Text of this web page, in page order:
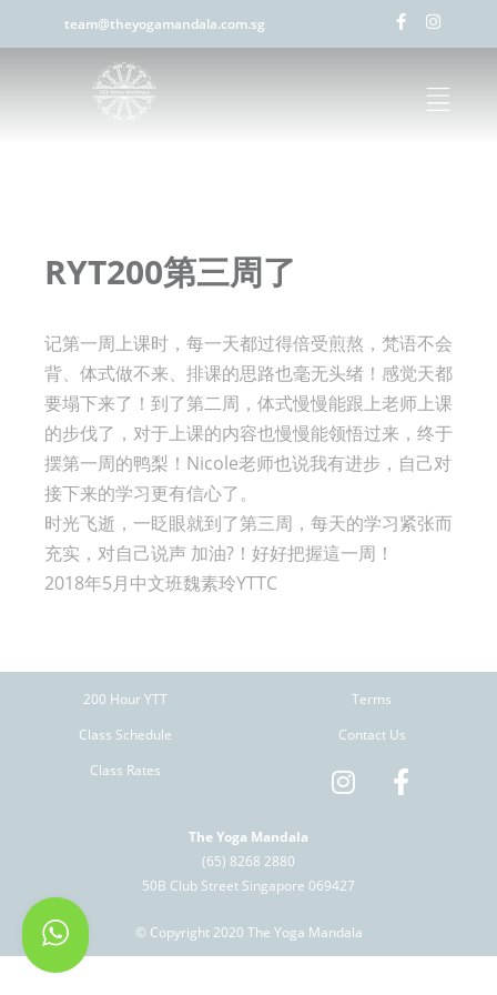
team@theyogamandala.com.sg
RYT200第三周了
记第一周上课时，每一天都过得倍受煎熬，梵语不会
背、体式做不来、排课的思路也毫无头绪！感觉天都
要塌下来了！到了第二周，体式慢慢能跟上老师上课
的步伐了，对于上课的内容也慢慢能领悟过来，终于
摆第一周的鸭梨！Nicole老师也说我有进步，自己对
接下来的学习更有信心了。
时光飞逝，一眨眼就到了第三周，每天的学习紧张而
充实，对自己说声 加油?！好好把握這一周！
2018年5月中文班魏素玲YTTC
200 Hour YTT
Class Schedule
Class Rates
Terms
Contact Us
The Yoga Mandala
(65) 8268 2880
50B Club Street Singapore 069427
© Copyright 2020 The Yoga Mandala